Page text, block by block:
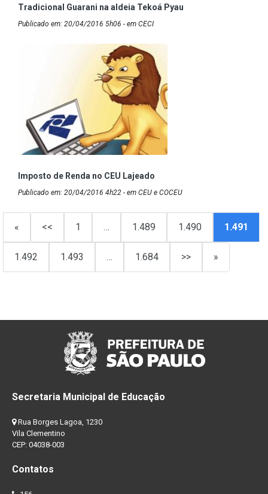
Tradicional Guarani na aldeia Tekoá Pyau
Publicado em: 20/04/2016 5h06 - em CECI
Imposto de Renda no CEU Lajeado
Publicado em: 20/04/2016 4h22 - em CEU e COCEU
« << 1 … 1.489 1.490 1.491
1.492 1.493 … 1.684 >> »
Secretaria Municipal de Educação
Rua Borges Lagoa, 1230
Vila Clementino
CEP: 04038-003
Contatos